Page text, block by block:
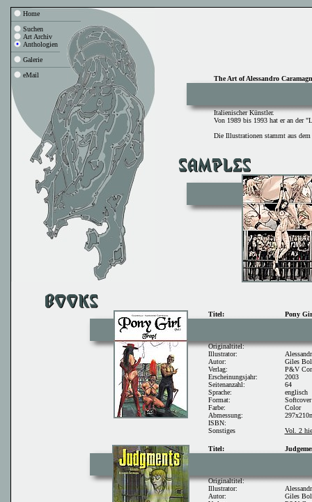
Home
Suchen
Art Archiv
Anthologien
Galerie
eMail
The Art of Alessandro
Italienischer Künstler.
Von 1989 bis 1993 hat er an der
Die Illustrationen stammt aus
Titel: Pony
Originaltitel:
Illustrator:
Autor:
Verlag:
Erscheinungsjahr:
Seitenanzahl:
Sprache:
Format:
Farbe:
Abmessung:
ISBN:
Sonstiges
Giles
P&V
2003
64
englisch
Softcover
Color
Vol. 2
Titel:
Originaltitel:
Illustrator:
Autor:
Giles